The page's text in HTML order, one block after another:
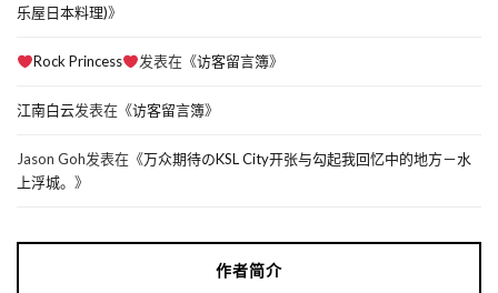
乐屋日本料理)》
Rock Princess 发表在《访客留言簿》
江南白云发表在《访客留言簿》
Jason Goh发表在《万众期待のKSL City开张与勾起我回忆中的地方－水
上浮城。 》
作者简介